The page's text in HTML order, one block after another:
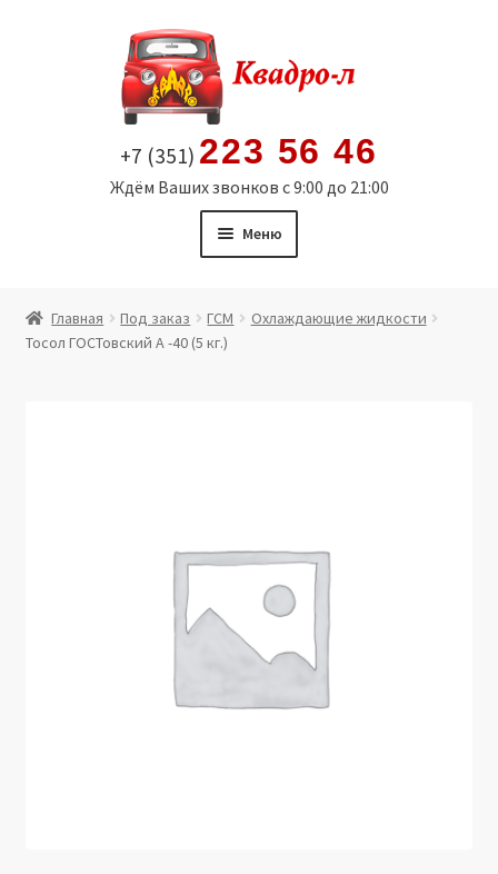
содержимому
+7 (351) 223 56 46
Ждём Ваших звонков с 9:00 до 21:00
Меню
Витрина
Юридические данные
Главная Под заказ ГСМ
Охлаждающие жидкости
Тосол ГОСТовский А -40 (5 кг.)